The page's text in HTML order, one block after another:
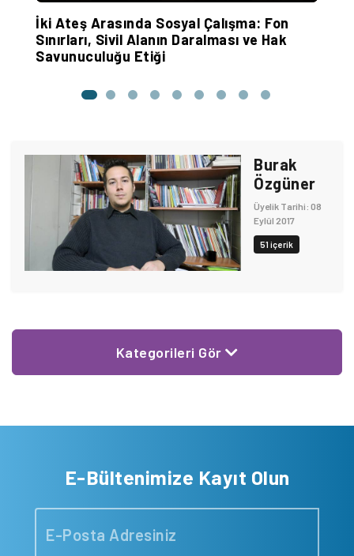
İki Ateş Arasında Sosyal Çalışma: Fon
Sınırları, Sivil Alanın Daralması ve Hak
Savunuculuğu Etiği
Burak
Özgüner
Üyelik Tarihi: 08
Eylül 2017
51 içerik
Kategorileri Gör
E-Bültenimize Kayıt Olun